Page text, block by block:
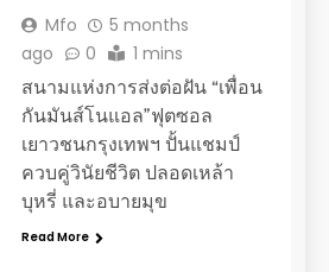
Mfo
5 months
ago
0 1 mins
สนามแห่งการส่งต่อฝัน “เพื่อน
กันมันส์โนแอล”ฟุตซอล
เยาวชนกรุงเทพฯ ปั้นแชมป์
ควบคู่วินัยชีวิต ปลอดเหล้า
บุหรี่ และอบายมุข
Read More